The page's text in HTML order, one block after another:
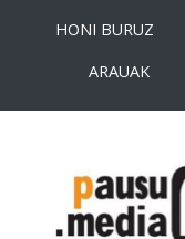
HONI BURUZ
ARAUAK